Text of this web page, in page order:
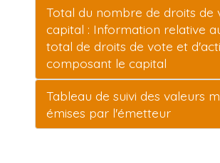
Total du nombre de droits de
capital : Information relative
total de droits de vote et
composant le capital
Tableau de suivi des valeurs
émises par l'émetteur